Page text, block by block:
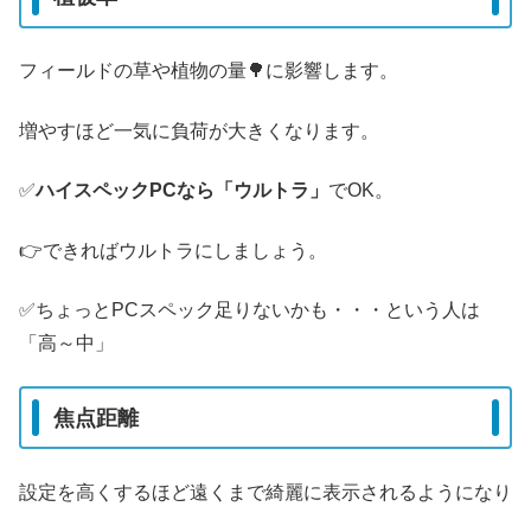
フィールドの草や植物の量🌳に影響します。
増やすほど一気に負荷が大きくなります。
✅️ハイスペックPCなら「ウルトラ」 でOK。
👉️できればウルトラにしましょう。
✅️ちょっとPCスペック足りないかも・・・という人は
「高～中」
焦点距離
設定を高くするほど遠くまで綺麗に表示されるようになり